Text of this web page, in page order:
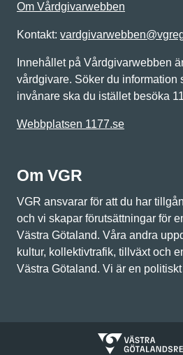
Om Vårdgivarwebben
Kontakt:
Innehållet på Vårdgivarwebben
vårdgivare. Söker du information
invånare ska du istället besöka
Webbplatsen 1177.se
Om VGR
VGR ansvarar för att du har
och vi skapar förutsättningar för
Västra Götaland. Våra andra
kultur, kollektivtrafik, tillväxt och
Västra Götaland. Vi är en